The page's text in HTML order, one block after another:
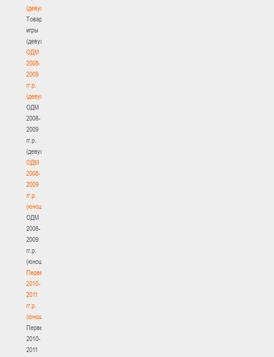
(девушки)
Товарищеские
игры
(девушки)
ОДМ
2008-
2009
гг.р.
(девушки)
ОДМ
2008-
2009
гг.р.
(девушки)
ОДМ
2008-
2009
гг.р.
(юноши)
ОДМ
2008-
2009
гг.р.
(юноши)
Первенство
2010-
2011
гг.р.
(юноши)
Первенство
2010-
2011